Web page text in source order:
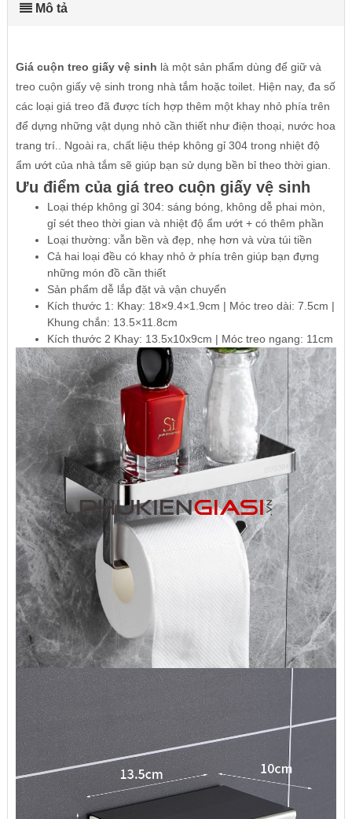
Mô tả
Giá cuộn treo giấy vệ sinh là một sản phẩm dùng để giữ và
treo cuộn giấy vệ sinh trong nhà tắm hoặc toilet. Hiện nay, đa số
các loại giá treo đã được tích hợp thêm một khay nhỏ phía trên
để dựng những vật dụng nhỏ cần thiết như điện thoại, nước hoa
trang trí.. Ngoài ra, chất liệu thép không gỉ 304 trong nhiệt độ
ẩm ướt của nhà tắm sẽ giúp bạn sử dụng bền bỉ theo thời gian.
Ưu điểm của giá treo cuộn giấy vệ sinh
Loại thép không gỉ 304: sáng bóng, không dễ phai mòn,
gỉ sét theo thời gian và nhiệt độ ẩm ướt + có thêm phần
Loại thường: vẫn bền và đẹp, nhẹ hơn và vừa túi tiền
Cả hai loại đều có khay nhỏ ở phía trên giúp bạn đựng
những món đồ cần thiết
Sản phẩm dễ lắp đặt và vận chuyển
Kích thước 1: Khay: 18×9.4×1.9cm | Móc treo dài: 7.5cm |
Khung chắn: 13.5×11.8cm
Kích thước 2 Khay: 13.5x10x9cm | Móc treo ngang: 11cm